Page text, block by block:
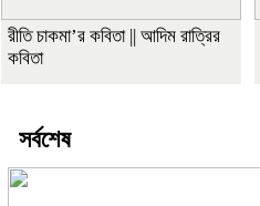
রীতি চাকমা’র কবিতা || আদিম রাত্রির
কবিতা
সর্বশেষ